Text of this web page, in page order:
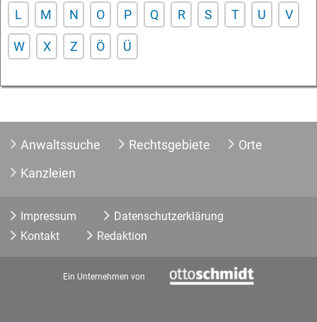
L M N O P Q R S T U V
W X Z Ö Ü
Anwaltssuche Rechtsgebiete
Orte
Kanzleien
Impressum
Datenschutzerklärung
Kontakt
Redaktion
Ein Unternehmen von